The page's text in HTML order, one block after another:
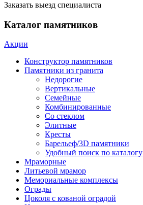
Заказать выезд специалиста
Каталог памятников
Акции
Конструктор памятников
Памятники из гранита
Недорогие
Вертикальные
Семейные
Комбинированные
Со стеклом
Элитные
Кресты
Барельеф/3D памятники
Удобный поиск по каталогу
Мраморные
Литьевой мрамор
Мемориальные комплексы
Ограды
Цоколя с кованой оградой